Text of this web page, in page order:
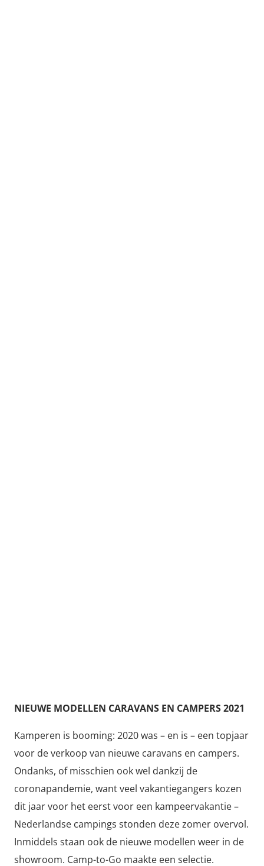
NIEUWE MODELLEN CARAVANS EN CAMPERS 2021
Kamperen is booming: 2020 was – en is – een topjaar
voor de verkoop van nieuwe caravans en campers.
Ondanks, of misschien ook wel dankzij de
coronapandemie, want veel vakantiegangers kozen
dit jaar voor het eerst voor een kampeervakantie –
Nederlandse campings stonden deze zomer overvol.
Inmiddels staan ook de nieuwe modellen weer in de
showroom. Camp-to-Go maakte een selectie.